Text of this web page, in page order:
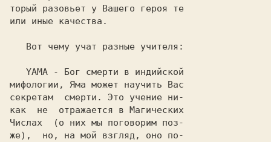
торый разовьет у Вашего героя те
или иные качества.
YAMA - Бог смерти в индийской
мифологии, Яма может научить Вас
секретам  смерти. Это учение ни-
как  не  отражается в Магических
Числах  (о них мы поговорим поз-
же),  но, на мой взгляд, оно по-